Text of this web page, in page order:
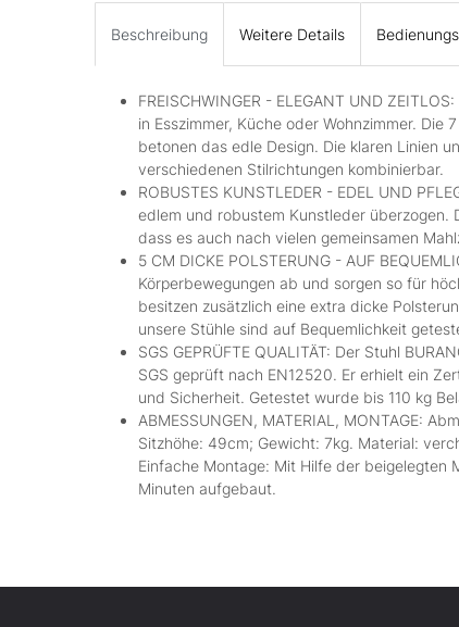
Beschreibung Weitere Details
FREISCHWINGER - ELEGANT UND
in Esszimmer, Küche oder Wohnzimmer.
betonen das edle Design. Die klaren Linien
verschiedenen Stilrichtungen kombinierbar.
ROBUSTES KUNSTLEDER - EDEL UND
edlem und robustem Kunstleder überzogen.
dass es auch nach vielen gemeinsamen
5 CM DICKE POLSTERUNG - AUF
Körperbewegungen ab und sorgen so für
besitzen zusätzlich eine extra dicke
unsere Stühle sind auf Bequemlichkeit
SGS GEPRÜFTE QUALITÄT: Der Stuhl
SGS geprüft nach EN12520. Er erhielt ein
und Sicherheit. Getestet wurde bis 110 kg
ABMESSUNGEN, MATERIAL, MONTAGE:
Sitzhöhe: 49cm; Gewicht: 7kg. Material:
Einfache Montage: Mit Hilfe der beigelegten
Minuten aufgebaut.